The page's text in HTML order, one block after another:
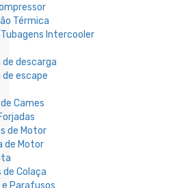
Térmica
Intercooler
de descarga
de escape
Cames
de Motor
de Motor
Colaça
e Parafusos